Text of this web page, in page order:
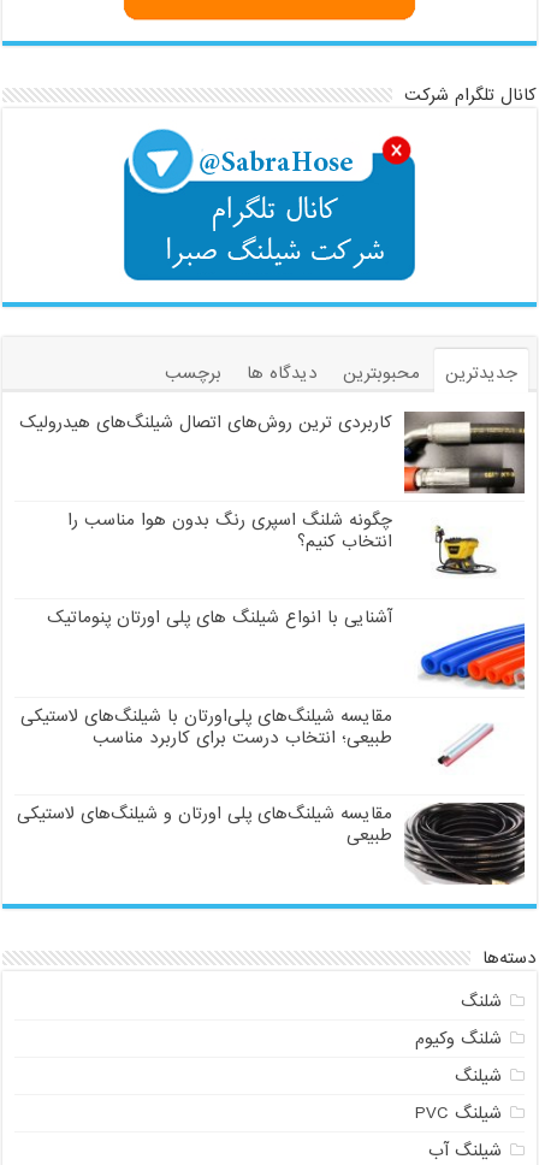
کانال تلگرام شرکت
جدیدترین محبوبترین دیدگاه ها
برچسب
کاربردی ترین روش‌های اتصال شیلنگ‌های هیدرولیک
چگونه شلنگ اسپری رنگ بدون هوا مناسب را
انتخاب کنیم؟
آشنایی با انواع شیلنگ های پلی اورتان پنوماتیک
مقایسه شیلنگ‌های پلی‌اورتان با شیلنگ‌های لاستیکی
طبیعی؛ انتخاب درست برای کاربرد مناسب
مقایسه شیلنگ‌های پلی اورتان و شیلنگ‌های لاستیکی
طبیعی
دسته‌ها
شلنگ
شلنگ وکیوم
شیلنگ
شیلنگ PVC
شیلنگ آب